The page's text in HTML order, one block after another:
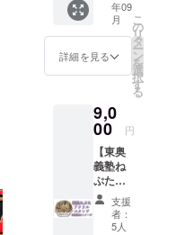
品詳細)
商品
ジャン
ル：T
数量：1
材：ポ
リエス
テル
100%
サイ
ズ：
M、L、
XL デザ
イン：
けしま
す。北
海道産
の大粒
さを控
えた粒
を、校
章をか
たどっ
た種に
合わせ
ていま
ウ」の
看板商
品で、
美容と
健康を
ご酢
を、東
奥義塾
創立150
周年を
祝う特
別なラ
ベルで
装飾し
年09
月
詳細を見る
こ
の
リ
タ
ー
ン
を
選
択
す
る
9,0
00 円
【東奥
義塾ね
ぷたの
アクリ
ルスタ
ンド】
支援
者：
5人